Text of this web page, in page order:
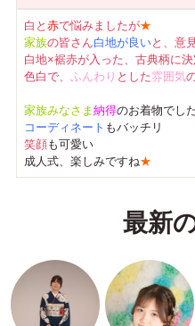
白と 赤で悩みましたが★
家族の皆さん白地が良いと、意
白地×裾赤が入った、古典柄に決
色白で、 ふんわり とした雰囲気
家族みなさま 納得のお着物でし
コーディネート もバッチリ
笑顔も可愛い
成人式、楽しみですね★
最新